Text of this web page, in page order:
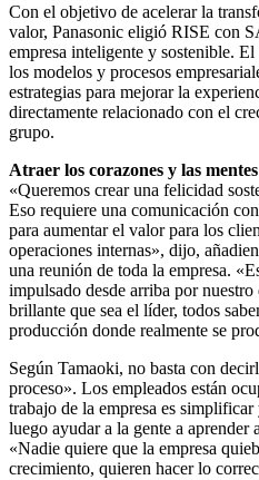
Con el objetivo de acelerar la
valor, Panasonic eligió RISE con
empresa inteligente y sostenible.
los modelos y procesos
estrategias para mejorar la
directamente relacionado con el
grupo.
Atraer los corazones y las
«Queremos crear una felicidad
Eso requiere una comunicación
para aumentar el valor para los
operaciones internas», dijo,
una reunión de toda la empresa.
impulsado desde arriba por
brillante que sea el líder, todos
producción donde realmente se
Según Tamaoki, no basta con
proceso». Los empleados están
trabajo de la empresa es
luego ayudar a la gente a aprender
«Nadie quiere que la empresa
crecimiento, quieren hacer lo